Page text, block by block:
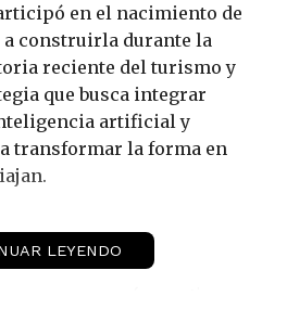
en el nacimiento de
construirla durante la
reciente del turismo y
que busca integrar
artificial y
transformar la forma en
LEYENDO